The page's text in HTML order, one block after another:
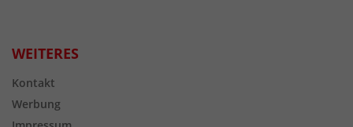
WEITERES
Kontakt
Werbung